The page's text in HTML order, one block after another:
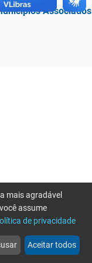
Associados
web more_horiz
Mais
mais agradável
assume
de privacidade
Aceitar todos